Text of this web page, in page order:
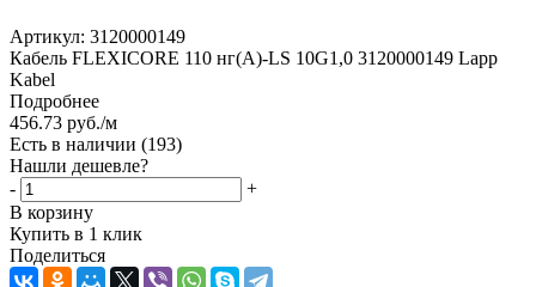
Артикул: 3120000149
Кабель FLEXICORE 110 нг(А)-LS 10G1,0 3120000149 Lapp
Kabel
Подробнее
456.73 руб./м
Есть в наличии (193)
Нашли дешевле?
-
+
В корзину
Купить в 1 клик
Поделиться